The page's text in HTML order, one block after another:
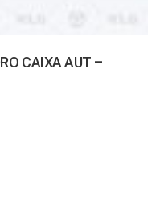
CAIXA AUT –